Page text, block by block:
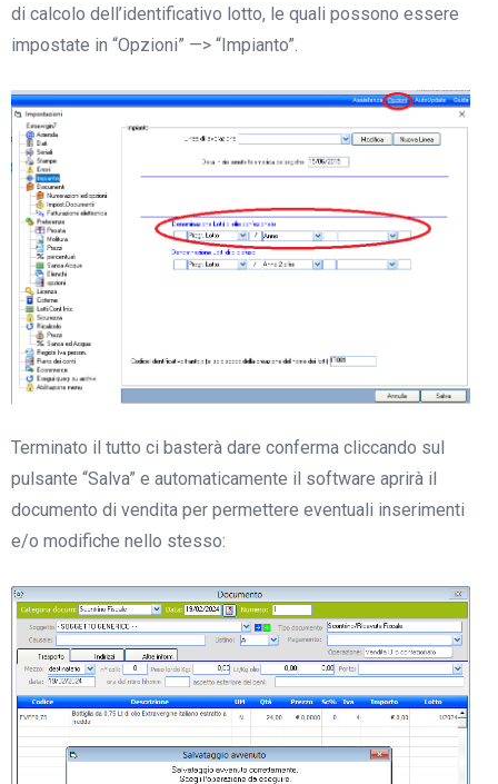
di calcolo dell’identificativo lotto, le quali possono essere
impostate in “Opzioni” —> “Impianto”.
Terminato il tutto ci basterà dare conferma cliccando sul
pulsante “Salva” e automaticamente il software aprirà il
documento di vendita per permettere eventuali inserimenti
e/o modifiche nello stesso: